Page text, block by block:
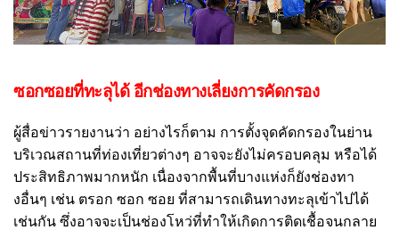
ซอกซอยที่ทะลุได้ อีกช่องทางเลี่ยงการคัดกรอง
ผู้สื่อข่าวรายงานว่า อย่างไรก็ตาม การตั้งจุดคัดกรองในย่าน
บริเวณสถานที่ท่องเที่ยวต่างๆ อาจจะยังไม่ครอบคลุม หรือได้
ประสิทธิภาพมากหนัก เนื่องจากพื้นที่บางแห่งก็ยังช่องทา
งอื่นๆ เช่น ตรอก ซอก ซอย ที่สามารถเดินทางทะลุเข้าไปได้
เช่นกัน ซึ่งอาจจะเป็นช่องโหว่ที่ทำให้เกิดการติดเชื้อจนกลาย